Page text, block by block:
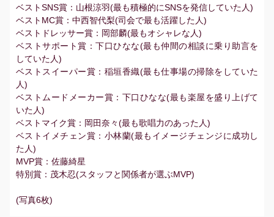
ベストSNS賞：山根涼羽(最も積極的にSNSを発信していた人)
ベストMC賞：中西智代梨(司会で最も活躍した人)
ベストドレッサー賞：岡部麟(最もオシャレな人)
ベストサポート賞：下口ひなな(最も仲間の相談に乗り助言を
していた人)
ベストスイーパー賞：稲垣香織(最も仕事場の掃除をしていた
人)
ベストムードメーカー賞：下口ひなな(最も楽屋を盛り上げて
いた人)
ベストマイク賞：岡田奈々(最も歌唱力のあった人)
ベストイメチェン賞：小林蘭(最もイメージチェンジに成功し
た人)
MVP賞：佐藤綺星
特別賞：茂木忍(スタッフと関係者が選ぶMVP)
(写真6枚)